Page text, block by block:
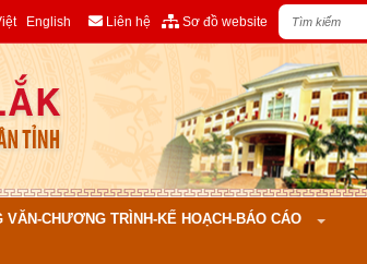
English Liên hệ Sơ đồ website
VĂN-CHƯƠNG TRÌNH-KẾ HOẠCH-BÁO CÁO